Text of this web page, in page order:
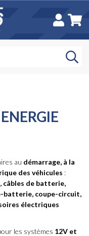
au démarrage, à la
des véhicules :
câbles de batterie,
batterie, coupe-circuit,
électriques
les systèmes 12V et